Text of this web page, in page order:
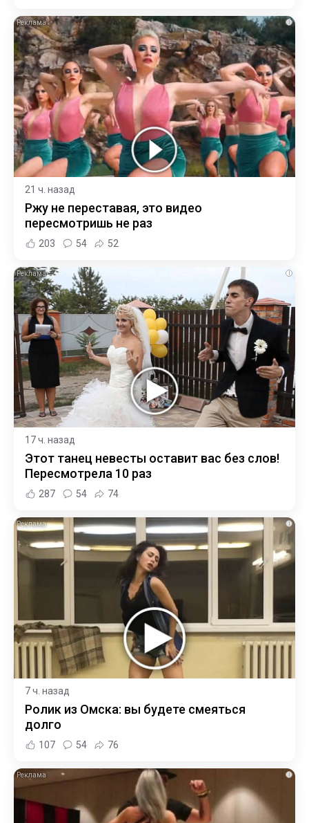
i
21 ч. назад
Ржу не переставая, это видео
пересмотришь не раз
203 54 52
i
17 ч. назад
Этот танец невесты оставит вас без слов!
Пересмотрела 10 раз
287 54 74
i
7 ч. назад
Ролик из Омска: вы будете смеяться
долго
107 54 76
i